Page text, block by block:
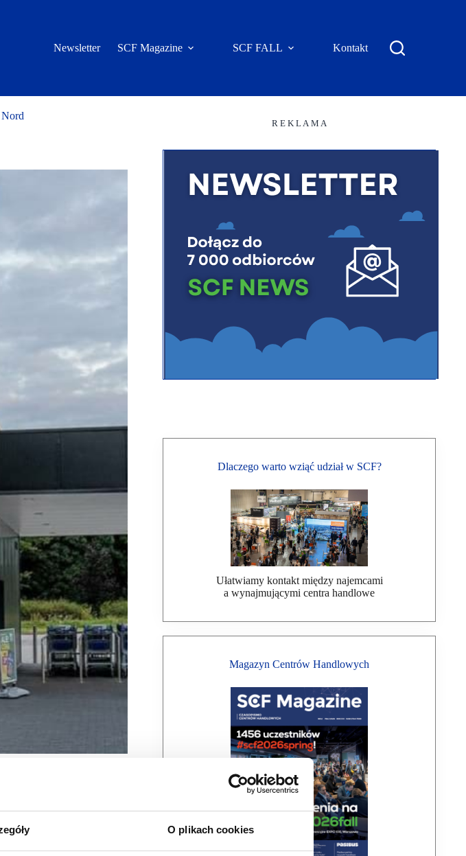
O plikach cookies
Newsletter SCF Magazine SCF FALL Kontakt
cyfrowej Grupy
Polski, w Krakowie
R E K L A M A
Dlaczego warto wziąć udział w SCF?
Ułatwiamy kontakt między najemcami
a wynajmującymi centra handlowe
Magazyn Centrów Handlowych